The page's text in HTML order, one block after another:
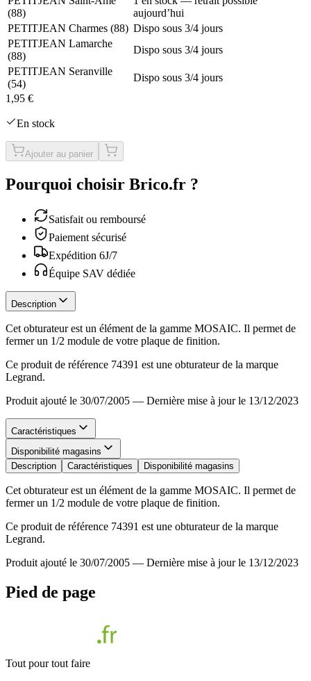
(88)
aujourd’hui
PETITJEAN Charmes (88) Dispo sous 3/4 jours
PETITJEAN Lamarche
(88)
Dispo sous 3/4 jours
PETITJEAN Seranville
(54)
Dispo sous 3/4 jours
1,95 €
En stock
Ajouter au panier
Pourquoi choisir Brico.fr ?
Satisfait ou remboursé
Paiement sécurisé
Expédition 6J/7
Équipe SAV dédiée
Description
Cet obturateur est un élément de la gamme MOSAIC. Il permet de
fermer un 1/2 module de votre plaque de finition.
Ce produit de référence 74391 est une obturateur de la marque
Legrand.
Produit ajouté le 30/07/2005 — Dernière mise à jour le 13/12/2023
Caractéristiques
Disponibilité magasins
Description
Caractéristiques Disponibilité magasins
Cet obturateur est un élément de la gamme MOSAIC. Il permet de
fermer un 1/2 module de votre plaque de finition.
Ce produit de référence 74391 est une obturateur de la marque
Legrand.
Produit ajouté le 30/07/2005 — Dernière mise à jour le 13/12/2023
Pied de page
Tout pour tout faire